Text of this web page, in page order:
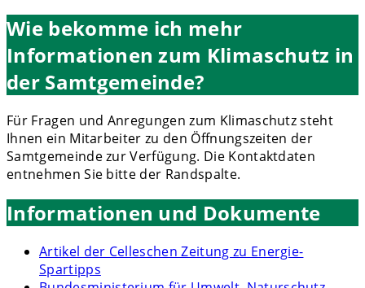
Wie bekomme ich mehr
Informationen zum Klimaschutz in
der Samtgemeinde?
Für Fragen und Anregungen zum Klimaschutz steht
Ihnen ein Mitarbeiter zu den Öffnungszeiten der
Samtgemeinde zur Verfügung. Die Kontaktdaten
entnehmen Sie bitte der Randspalte.
Informationen und Dokumente
Artikel der Celleschen Zeitung zu Energie-
Spartipps